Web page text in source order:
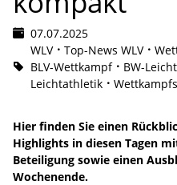
07.07.2025
WLV
Top-News WLV
BLV-Wettkampf
BW-
Leichtathletik
Hier finden Sie einen
Highlights in diesen Tagen
Beteiligung sowie einen
Wochenende.